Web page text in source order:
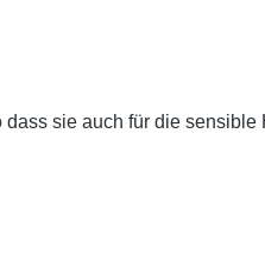
sie auch für die sensible